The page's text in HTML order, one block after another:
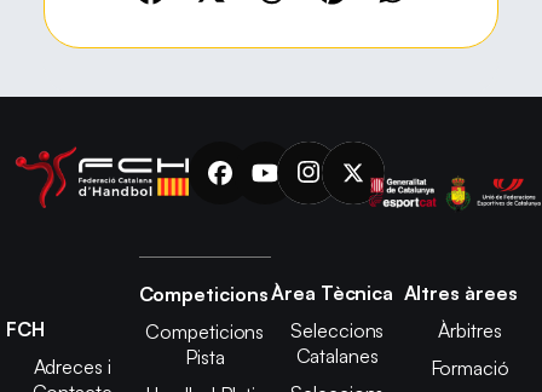
FCH
Adreces i
Competicions
Competicions
Pista
Àrea Tècnica
Seleccions
Catalanes
Altres àrees
Àrbitres
Formació